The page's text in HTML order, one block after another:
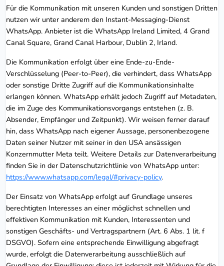
Für die Kommunikation mit unseren Kunden und sonstigen Dritten
nutzen wir unter anderem den Instant-Messaging-Dienst
WhatsApp. Anbieter ist die WhatsApp Ireland Limited, 4 Grand
Canal Square, Grand Canal Harbour, Dublin 2, Irland.
Die Kommunikation erfolgt über eine Ende-zu-Ende-
Verschlüsselung (Peer-to-Peer), die verhindert, dass WhatsApp
oder sonstige Dritte Zugriff auf die Kommunikationsinhalte
erlangen können. WhatsApp erhält jedoch Zugriff auf Metadaten,
die im Zuge des Kommunikationsvorgangs entstehen (z. B.
Absender, Empfänger und Zeitpunkt). Wir weisen ferner darauf
hin, dass WhatsApp nach eigener Aussage, personenbezogene
Daten seiner Nutzer mit seiner in den USA ansässigen
Konzernmutter Meta teilt. Weitere Details zur Datenverarbeitung
finden Sie in der Datenschutzrichtlinie von WhatsApp unter:
https://www.whatsapp.com/legal/#privacy-policy.
Der Einsatz von WhatsApp erfolgt auf Grundlage unseres
berechtigten Interesses an einer möglichst schnellen und
effektiven Kommunikation mit Kunden, Interessenten und
sonstigen Geschäfts- und Vertragspartnern (Art. 6 Abs. 1 lit. f
DSGVO). Sofern eine entsprechende Einwilligung abgefragt
wurde, erfolgt die Datenverarbeitung ausschließlich auf